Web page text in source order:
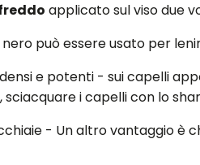
applicato sul viso due
può essere usato per
e potenti - sui capelli
sciacquare i capelli con lo
- Un altro vantaggio è